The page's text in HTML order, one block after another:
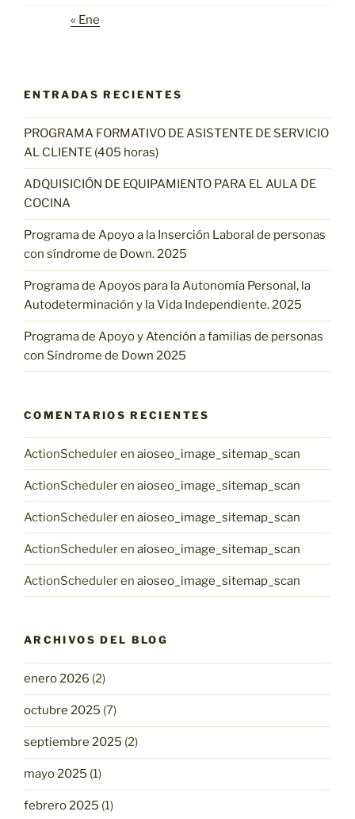
« Ene
ENTRADAS RECIENTES
PROGRAMA FORMATIVO DE ASISTENTE DE SERVICIO
AL CLIENTE (405 horas)
ADQUISICIÓN DE EQUIPAMIENTO PARA EL AULA DE
COCINA
Programa de Apoyo a la Inserción Laboral de personas
con síndrome de Down. 2025
Programa de Apoyos para la Autonomía Personal, la
Autodeterminación y la Vida Independiente. 2025
Programa de Apoyo y Atención a familias de personas
con Síndrome de Down 2025
COMENTARIOS RECIENTES
ActionScheduleren aioseo_image_sitemap_scan
ActionScheduleren aioseo_image_sitemap_scan
ActionScheduleren aioseo_image_sitemap_scan
ActionScheduleren aioseo_image_sitemap_scan
ActionScheduleren aioseo_image_sitemap_scan
ARCHIVOS DEL BLOG
enero 2026 (2)
octubre 2025 (7)
septiembre 2025 (2)
mayo 2025 (1)
febrero 2025 (1)